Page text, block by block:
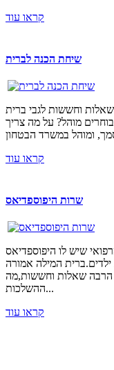
קראו עוד
שיחת הכנה לברית
וחששות לגבי ברית
מוהל? על מה צריך
קראו עוד
שרות היפוספדיאס
שיש לו היפוספדיאס
ילדים.ברית המילה אמורה
הרבה שאלות וחששות,מה
ההשלכות...
קראו עוד